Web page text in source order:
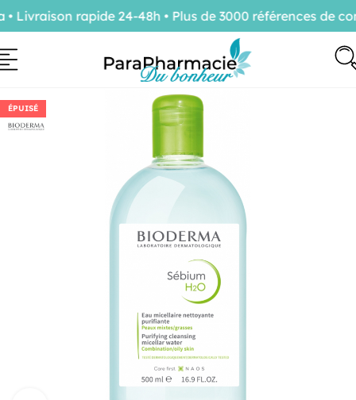
ÉPUISÉ
rapide 24-48h • Plus de 3000 références de